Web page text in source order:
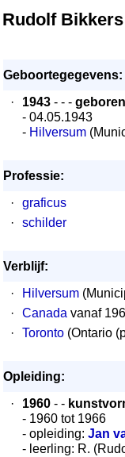
Rudolf Bikkers
Geboortegegevens:
·
1943 - - - geboren
- 04.05.1943
- Hilversum
Professie:
·
graficus
·
schilder
Verblijf:
·
Hilversum
·
Canada vanaf
·
Toronto (Ontario
Opleiding:
·
1960 - -
- 1960 tot 1966
- opleiding: Jan
- leerling: R.